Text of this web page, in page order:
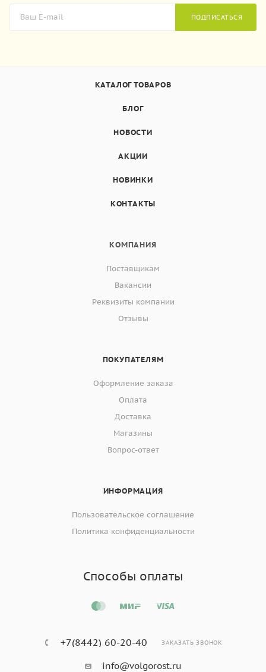
ПОДПИСАТЬСЯ
КАТАЛОГ ТОВАРОВ
БЛОГ
НОВОСТИ
АКЦИИ
НОВИНКИ
КОНТАКТЫ
КОМПАНИЯ
Поставщикам
Вакансии
Реквизиты компании
Отзывы
ПОКУПАТЕЛЯМ
Оформление заказа
Оплата
Доставка
Магазины
Вопрос-ответ
ИНФОРМАЦИЯ
Пользовательское соглашение
Политика конфиденциальности
Способы оплаты
+7(8442) 60-20-40 ЗАКАЗАТЬ ЗВОНОК
info@volgorost.ru